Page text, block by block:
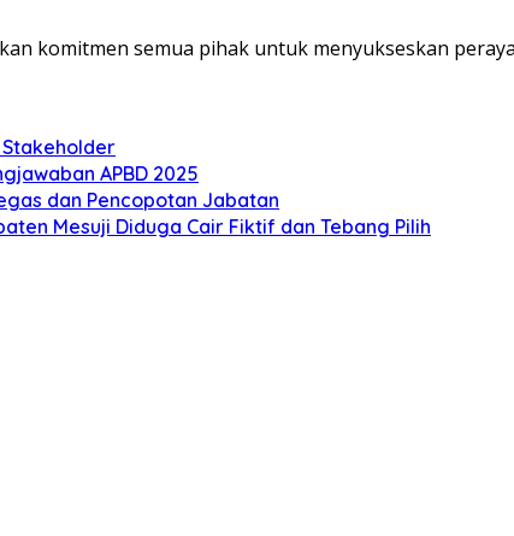
komitmen semua pihak untuk menyukseskan
APBD 2025
dan Pencopotan Jabatan
Mesuji Diduga Cair Fiktif dan Tebang Pilih